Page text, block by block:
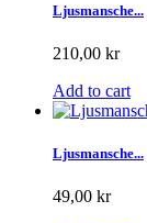
Ljusmansche...
210,00 kr
Add to cart
Ljusmansche...
49,00 kr